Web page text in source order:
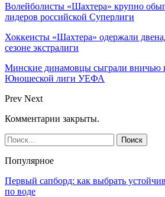
Волейболисты «Шахтера» крупно
лидеров российской Суперлиги
Хоккеисты «Шахтера» одержали
сезоне экстралиги
Минские динамовцы сыграли вничью
Юношеской лиги УЕФА
Prev Next
Комментарии закрыты.
Популярное
Первый сапборд: как выбрать
по воде